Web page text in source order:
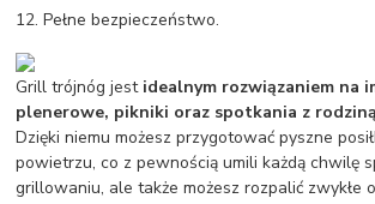
12. Pełne bezpieczeństwo.
Grill trójnóg jest idealnym rozwiązaniem na
plenerowe, pikniki oraz spotkania z
Dzięki niemu możesz przygotować pyszne
powietrzu, co z pewnością umili każdą chwilę
grillowaniu, ale także możesz rozpalić zwykłe